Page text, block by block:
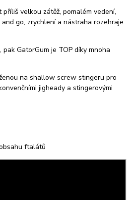
velkou zátěž, pomalém vedení,
go, zrychlení a nástraha rozehraje
GatorGum je TOP díky mnoha
na shallow screw stingeru pro
jigheady a stingerovými
ftalátů